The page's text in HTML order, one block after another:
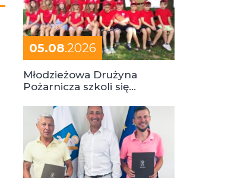
05.08.2026
Młodzieżowa Drużyna
Pożarnicza szkoli się